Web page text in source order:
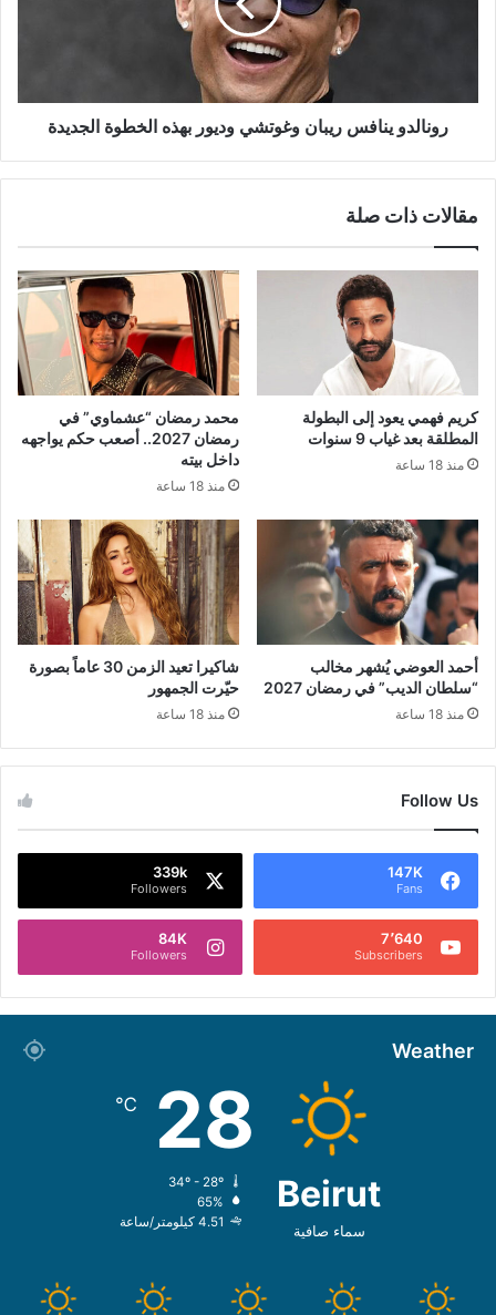
رونالدو ينافس ريبان وغوتشي وديور بهذه الخطوة الجديدة
مقالات ذات صلة
كريم فهمي يعود إلى البطولة
المطلقة بعد غياب 9 سنوات
منذ 18 ساعة
محمد رمضان “عشماوي” في
رمضان 2027.. أصعب حكم يواجهه
داخل بيته
منذ 18 ساعة
أحمد العوضي يُشهر مخالب
“سلطان الديب” في رمضان 2027
منذ 18 ساعة
شاكيرا تعيد الزمن 30 عاماً بصورة
حيّرت الجمهور
منذ 18 ساعة
Follow Us
147K
Fans
339k
Followers
7٬640
Subscribers
84K
Followers
Weather
Beirut
سماء صافية
28
℃
65%
4.51 كيلومتر/ساعة